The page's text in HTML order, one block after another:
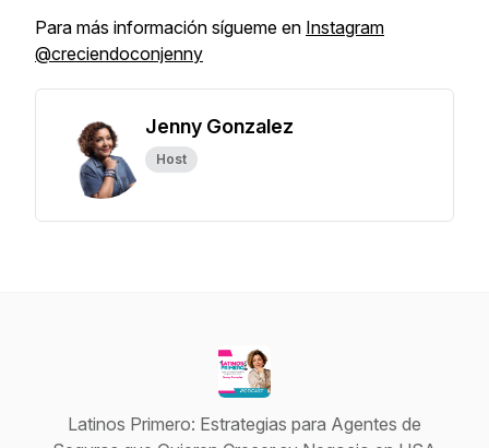
Para más información sígueme en Instagram
@creciendoconjenny
Jenny Gonzalez
Host
Latinos Primero: Estrategias para Agentes de